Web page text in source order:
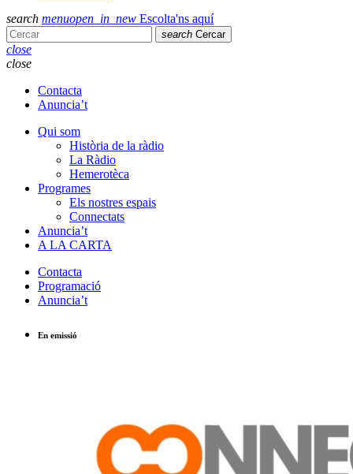
search menuopen_in_new Escolta'ns aquí
search Cercar
close
close
Contacta
Anuncia’t
Qui som
Història de la ràdio
La Ràdio
Hemerotèca
Programes
Els nostres espais
Connectats
Anuncia’t
A LA CARTA
Contacta
Programació
Anuncia’t
En emissió